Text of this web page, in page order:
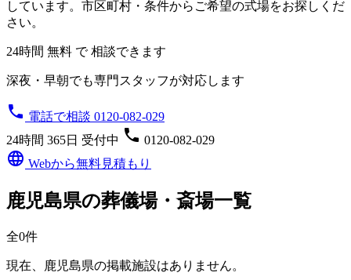
しています。市区町村・条件からご希望の式場をお探しくだ
さい。
24時間 無料 で 相談できます
深夜・早朝でも専門スタッフが対応します
phone 電話で相談 0120-082-029
24時間 365日 受付中 phone 0120-082-029
language Webから無料見積もり
鹿児島県の葬儀場・斎場一覧
全0件
現在、鹿児島県の掲載施設はありません。